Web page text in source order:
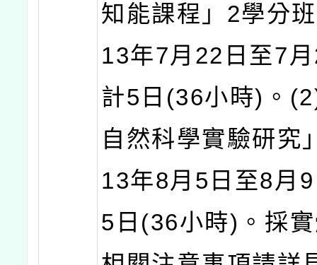
知能課程」2學分
13年7月22日至7
計5日(36小時)。
自然科學實驗研究
13年8月5日至8月
5日(36小時)。採